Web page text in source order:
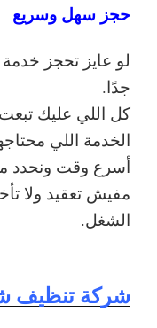
حجز سهل وسريع
لو عايز تحجز
جدًا.
كل اللي عليك
الخدمة اللي
أسرع وقت ونحدد
مفيش تعقيد ولا
الشغل.
شركة تنظيف